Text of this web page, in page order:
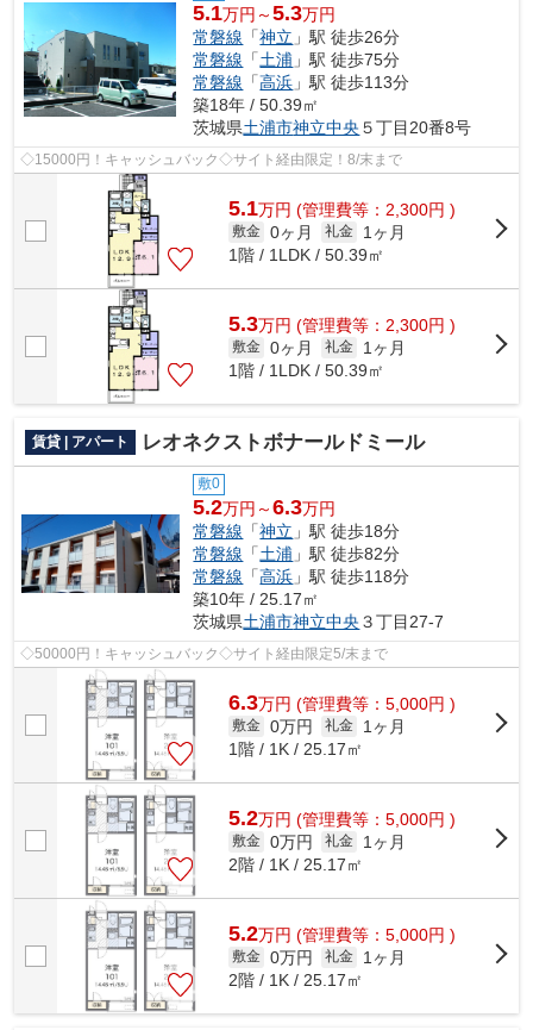
5.1万円～5.3万円
常磐線 「神立 」駅 徒歩26分
常磐線 「土浦 」駅 徒歩75分
常磐線 「高浜 」駅 徒歩113分
築18年 / 50.39㎡
茨城県土浦市神立中央 ５丁目20番8号
◇15000円！キャッシュバック◇サイト経由限定！8/末まで
5.1万円 (管理費等：2,300円 )
敷金 0ヶ月 礼金
1ヶ月
1階 / 1LDK / 50.39㎡
5.3万円 (管理費等：2,300円 )
敷金 0ヶ月 礼金
1ヶ月
1階 / 1LDK / 50.39㎡
賃貸 | アパート レオネクストボナールドミール
敷0
5.2万円～6.3万円
常磐線 「神立 」駅 徒歩18分
常磐線 「土浦 」駅 徒歩82分
常磐線 「高浜 」駅 徒歩118分
築10年 / 25.17㎡
茨城県土浦市神立中央 ３丁目27-7
◇50000円！キャッシュバック◇サイト経由限定5/末まで
6.3万円 (管理費等：5,000円 )
敷金 0万円 礼金
1ヶ月
1階 / 1K / 25.17㎡
5.2万円 (管理費等：5,000円 )
敷金 0万円 礼金
1ヶ月
2階 / 1K / 25.17㎡
5.2万円 (管理費等：5,000円 )
敷金 0万円 礼金
1ヶ月
2階 / 1K / 25.17㎡